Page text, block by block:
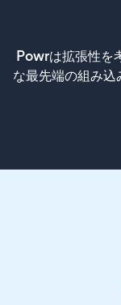
Powrは拡張性を
な最先端の組み